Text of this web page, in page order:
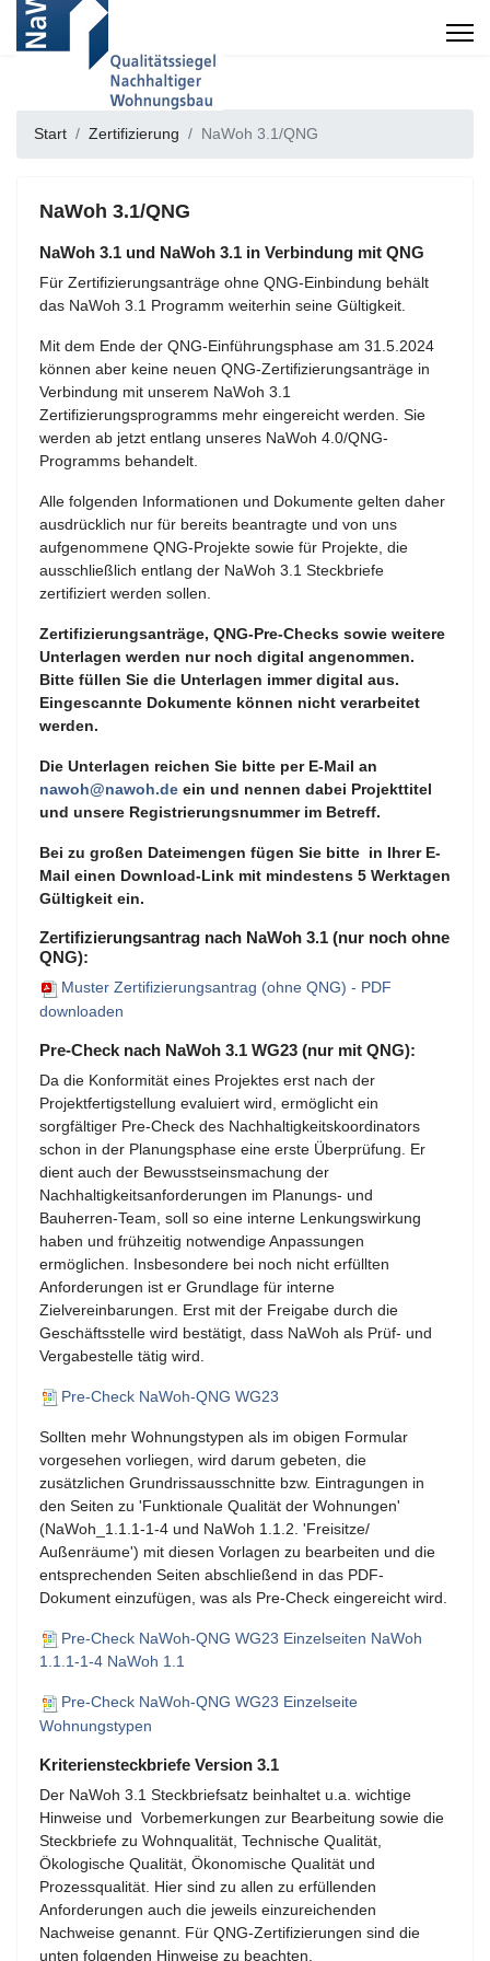
Start Zertifizierung NaWoh 3.1/QNG
NaWoh 3.1/QNG
NaWoh 3.1 und NaWoh 3.1 in Verbindung mit QNG
Für Zertifizierungsanträge ohne QNG-Einbindung behält
das NaWoh 3.1 Programm weiterhin seine Gültigkeit.
Mit dem Ende der QNG-Einführungsphase am 31.5.2024
können aber keine neuen QNG-Zertifizierungsanträge in
Verbindung mit unserem NaWoh 3.1
Zertifizierungsprogramms mehr eingereicht werden. Sie
werden ab jetzt entlang unseres NaWoh 4.0/QNG-
Programms behandelt.
Alle folgenden Informationen und Dokumente gelten daher
ausdrücklich nur für bereits beantragte und von uns
aufgenommene QNG-Projekte sowie für Projekte, die
ausschließlich entlang der NaWoh 3.1 Steckbriefe
zertifiziert werden sollen.
Zertifizierungsanträge, QNG-Pre-Checks sowie weitere
Unterlagen werden nur noch digital angenommen.
Bitte füllen Sie die Unterlagen immer digital aus.
Eingescannte Dokumente können nicht verarbeitet
werden.
Die Unterlagen reichen Sie bitte per E-Mail an
nawoh@nawoh.de ein und nennen dabei Projekttitel
und unsere Registrierungsnummer im Betreff.
Bei zu großen Dateimengen fügen Sie bitte in Ihrer E-
Mail einen Download-Link mit mindestens 5 Werktagen
Gültigkeit ein.
Zertifizierungsantrag nach NaWoh 3.1 (nur noch ohne
QNG):
Muster Zertifizierungsantrag (ohne QNG) - PDF
downloaden
Pre-Check nach NaWoh 3.1 WG23 (nur mit QNG):
Da die Konformität eines Projektes erst nach der
Projektfertigstellung evaluiert wird, ermöglicht ein
sorgfältiger Pre-Check des Nachhaltigkeitskoordinators
schon in der Planungsphase eine erste Überprüfung. Er
dient auch der Bewusstseinsmachung der
Nachhaltigkeitsanforderungen im Planungs- und
Bauherren-Team, soll so eine interne Lenkungswirkung
haben und frühzeitig notwendige Anpassungen
ermöglichen. Insbesondere bei noch nicht erfüllten
Anforderungen ist er Grundlage für interne
Zielvereinbarungen. Erst mit der Freigabe durch die
Geschäftsstelle wird bestätigt, dass NaWoh als Prüf- und
Vergabestelle tätig wird.
Pre-Check NaWoh-QNG WG23
Sollten mehr Wohnungstypen als im obigen Formular
vorgesehen vorliegen, wird darum gebeten, die
zusätzlichen Grundrissausschnitte bzw. Eintragungen in
den Seiten zu 'Funktionale Qualität der Wohnungen'
(NaWoh_1.1.1-1-4 und NaWoh 1.1.2. 'Freisitze/
Außenräume') mit diesen Vorlagen zu bearbeiten und die
entsprechenden Seiten abschließend in das PDF-
Dokument einzufügen, was als Pre-Check eingereicht wird.
Pre-Check NaWoh-QNG WG23 Einzelseiten NaWoh
1.1.1-1-4 NaWoh 1.1
Pre-Check NaWoh-QNG WG23 Einzelseite
Wohnungstypen
Kriteriensteckbriefe Version 3.1
Der NaWoh 3.1 Steckbriefsatz beinhaltet u.a. wichtige
Hinweise und Vorbemerkungen zur Bearbeitung sowie die
Steckbriefe zu Wohnqualität, Technische Qualität,
Ökologische Qualität, Ökonomische Qualität und
Prozessqualität. Hier sind zu allen zu erfüllenden
Anforderungen auch die jeweils einzureichenden
Nachweise genannt. Für QNG-Zertifizierungen sind die
unten folgenden Hinweise zu beachten.